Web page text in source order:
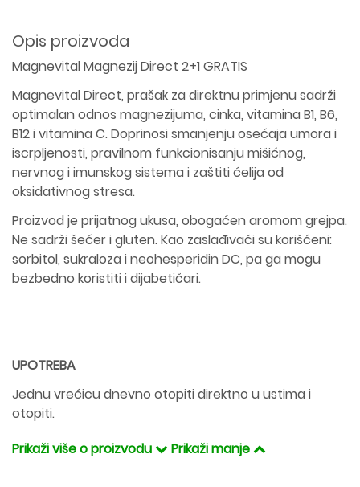
Opis proizvoda
Magnevital Magnezij Direct 2+1 GRATIS
Magnevital Direct, prašak za direktnu primjenu sadrži
optimalan odnos magnezijuma, cinka, vitamina B1, B6,
B12 i vitamina C. Doprinosi smanjenju osećaja umora i
iscrpljenosti, pravilnom funkcionisanju mišićnog,
nervnog i imunskog sistema i zaštiti ćelija od
oksidativnog stresa.
Proizvod je prijatnog ukusa, obogaćen aromom grejpa.
Ne sadrži šećer i gluten. Kao zaslađivači su korišćeni:
sorbitol, sukraloza i neohesperidin DC, pa ga mogu
bezbedno koristiti i dijabetičari.
UPOTREBA
Jednu vrećicu dnevno otopiti direktno u ustima i
otopiti.
Prikaži više o proizvodu
Prikaži manje